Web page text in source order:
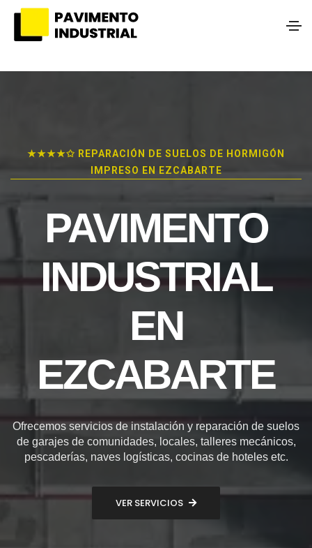
★★★★✩ REPARACIÓN DE SUELOS DE HORMIGÓN
IMPRESO EN EZCABARTE
PAVIMENTO
INDUSTRIAL
EN
EZCABARTE
Ofrecemos servicios de instalación y reparación de suelos
de garajes de comunidades, locales, talleres mecánicos,
pescaderías, naves logísticas, cocinas de hoteles etc.
VER SERVICIOS